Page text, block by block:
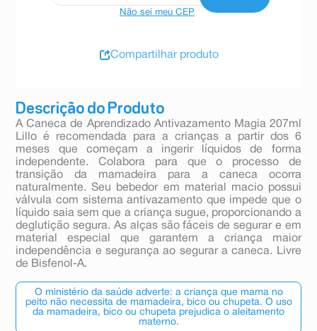
Descrição do Produto
A Caneca de Aprendizado Antivazamento Magia 207ml
Lillo é recomendada para a crianças a partir dos 6
meses que começam a ingerir líquidos de forma
independente. Colabora para que o processo de
transição da mamadeira para a caneca ocorra
naturalmente. Seu bebedor em material macio possui
válvula com sistema antivazamento que impede que o
líquido saia sem que a criança sugue, proporcionando a
deglutição segura. As alças são fáceis de segurar e em
material especial que garantem a criança maior
independência e segurança ao segurar a caneca. Livre
de Bisfenol-A.
O ministério da saúde adverte: a criança que mama no
peito não necessita de mamadeira, bico ou chupeta. O uso
da mamadeira, bico ou chupeta prejudica o aleitamento
materno.
Não sei meu CEP
Compartilhar produto